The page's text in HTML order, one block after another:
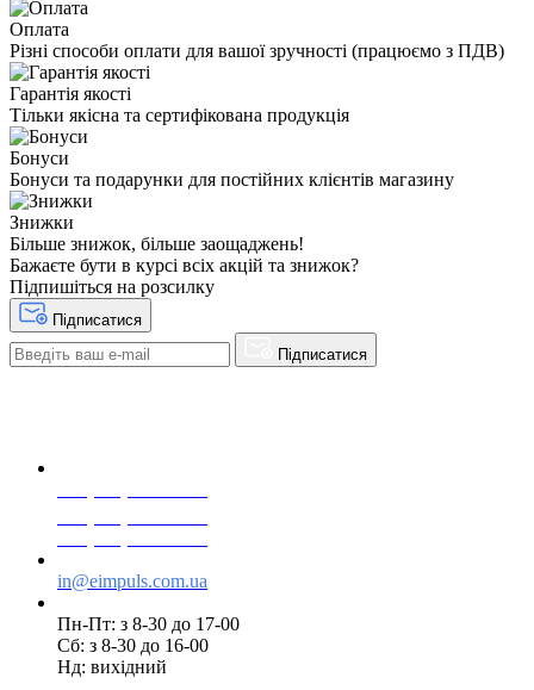
Оплата
Різні способи оплати для вашої зручності (працюємо з ПДВ)
Гарантія якості
Тільки якісна та сертифікована продукція
Бонуси
Бонуси та подарунки для постійних клієнтів магазину
Знижки
Більше знижок, більше заощаджень!
Бажаєте бути в курсі всіх акцій та знижок?
Підпишіться на розсилку
Підписатися
Підписатися
in@eimpuls.com.ua
Пн-Пт: з 8-30 до 17-00
Сб: з 8-30 до 16-00
Нд: вихідний